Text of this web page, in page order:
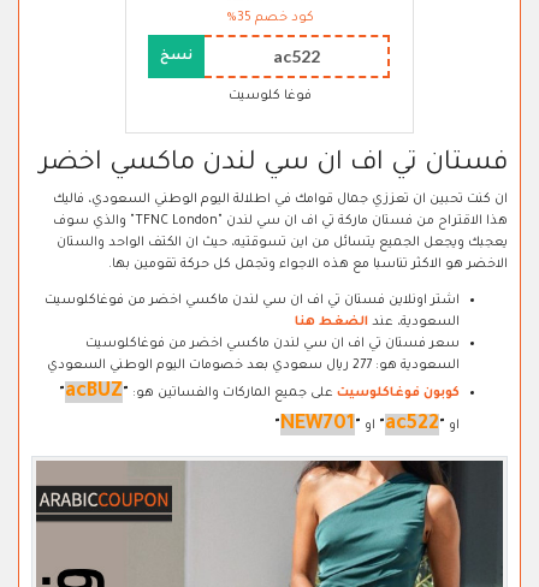
كود خصم 35%
ac522 نسخ
فوغا كلوسيت
فستان تي اف ان سي لندن ماكسي اخضر
ان كنت تحبين ان تعززي جمال قوامك في اطلالة اليوم الوطني السعودي، فاليك
هذا الاقتراح من فستان ماركة تي اف ان سي لندن "TFNC London" والذي سوف
يعجبك ويجعل الجميع يتسائل من اين تسوقتيه، حيث ان الكتف الواحد والستان
الاخضر هو الاكثر تناسبا مع هذه الاجواء وتجمل كل حركة تقومين بها.
اشتر اونلاين فستان تي اف ان سي لندن ماكسي اخضر من فوغاكلوسيت
السعودية، عند الضغط هنا
سعر فستان تي اف ان سي لندن ماكسي اخضر من فوغاكلوسيت
السعودية هو: 277 ريال سعودي بعد خصومات اليوم الوطني السعودي
كوبون فوغاكلوسيت على جميع الماركات والفساتين هو: "
acBUZ
"
او "
ac522
" او "
NEW701
"